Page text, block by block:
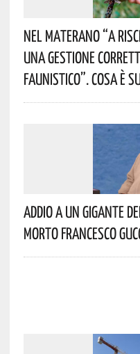
Nel Materano “a
Una Gestione
Faunistico”. Cosa È
Addio A Un Gigante
Morto Francesco